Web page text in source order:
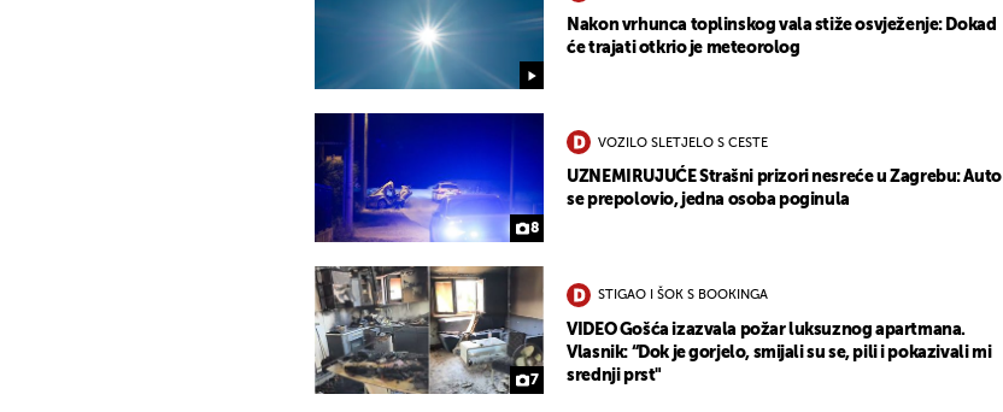
Nakon vrhunca toplinskog vala stiže osvježenje: Dokad
će trajati otkrio je meteorolog
8
VOZILO SLETJELO S CESTE
UZNEMIRUJUĆE Strašni prizori nesreće u Zagrebu: Auto
se prepolovio, jedna osoba poginula
7
STIGAO I ŠOK S BOOKINGA
VIDEO Gošća izazvala požar luksuznog apartmana.
Vlasnik: “Dok je gorjelo, smijali su se, pili i pokazivali mi
srednji prst"